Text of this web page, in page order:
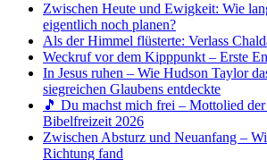
Zwischen Heute und Ewigkeit: Wie
eigentlich noch planen?
Als der Himmel flüsterte: Verlass
Weckruf vor dem Kipppunkt – Erste
In Jesus ruhen – Wie Hudson Taylor
siegreichen Glaubens entdeckte
🎵 Du machst mich frei – Mottolied
Bibelfreizeit 2026
Zwischen Absturz und Neuanfang –
Richtung fand